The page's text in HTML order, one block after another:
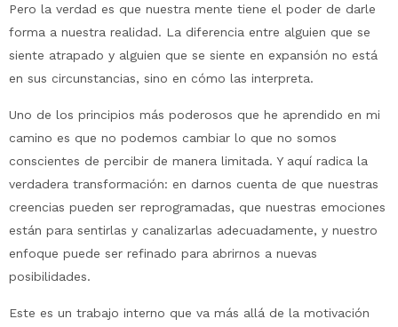
Pero la verdad es que nuestra mente tiene el poder de darle
forma a nuestra realidad. La diferencia entre alguien que se
siente atrapado y alguien que se siente en expansión no está
en sus circunstancias, sino en cómo las interpreta.
Uno de los principios más poderosos que he aprendido en mi
camino es que no podemos cambiar lo que no somos
conscientes de percibir de manera limitada. Y aquí radica la
verdadera transformación: en darnos cuenta de que nuestras
creencias pueden ser reprogramadas, que nuestras emociones
están para sentirlas y canalizarlas adecuadamente, y nuestro
enfoque puede ser refinado para abrirnos a nuevas
posibilidades.
Este es un trabajo interno que va más allá de la motivación